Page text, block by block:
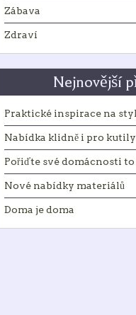
Zábava
Zdraví
Nejnovější
Praktické inspirace na
Nabídka klidně i pro kutily
Pořiďte své domácnosti to
Nové nabídky materiálů
Doma je doma